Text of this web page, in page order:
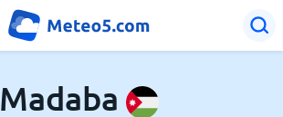
Madaba